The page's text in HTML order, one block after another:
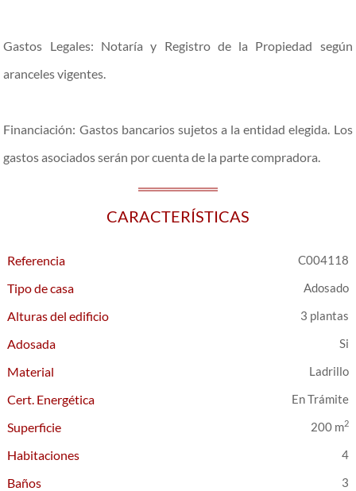
Gastos Legales: Notaría y Registro de la Propiedad según
aranceles vigentes.
Financiación: Gastos bancarios sujetos a la entidad elegida. Los
gastos asociados serán por cuenta de la parte compradora.
CARACTERÍSTICAS
Referencia C004118
Tipo de casa Adosado
Alturas del edificio 3 plantas
Adosada
Material
Ladrillo
Cert. Energética En Trámite
Superficie 200 m2
Habitaciones 4
Baños 3